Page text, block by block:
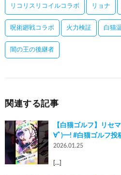
リコリスリコイルコラボ リョナ
呪術廻戦コラボ 火力検証 白猫
闇の王の後継者
関連する記事
【白猫ゴルフ】リセ
∀ﾟ)━! #白猫ゴルフ投
2026.01.25
[…]